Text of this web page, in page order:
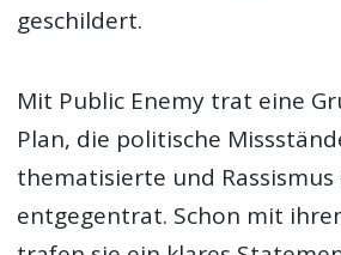
geschildert.
Mit Public Enemy trat eine
Plan, die politische
thematisierte und
entgegentrat. Schon mit